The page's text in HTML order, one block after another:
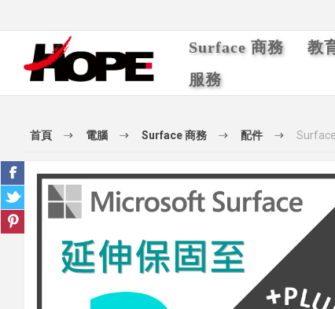
Surface 商務 教
服務
首頁 電腦 Surface 商務 配件